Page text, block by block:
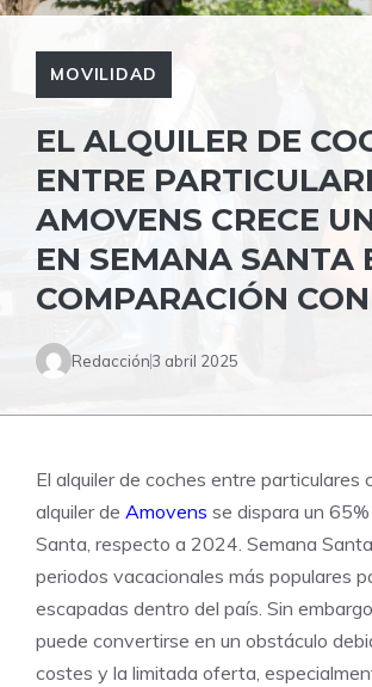
MOVILIDAD
EL ALQUILER DE
ENTRE
AMOVENS CRECE
EN SEMANA SANTA
COMPARACIÓN
Redacción3 abril 2025
El alquiler de coches entre particulares
alquiler de Amovens se dispara un
Santa, respecto a 2024. Semana
periodos vacacionales más populares
escapadas dentro del país. Sin
puede convertirse en un obstáculo
costes y la limitada oferta,